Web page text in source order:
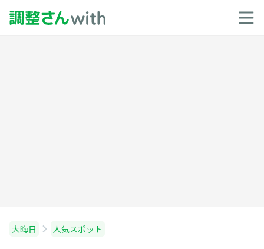
大晦日 人気スポット